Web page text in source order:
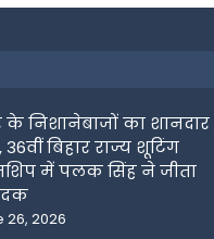
के निशानेबाजों का शानदार
36वीं बिहार राज्य शूटिंग
में पलक सिंह ने जीता
26, 2026